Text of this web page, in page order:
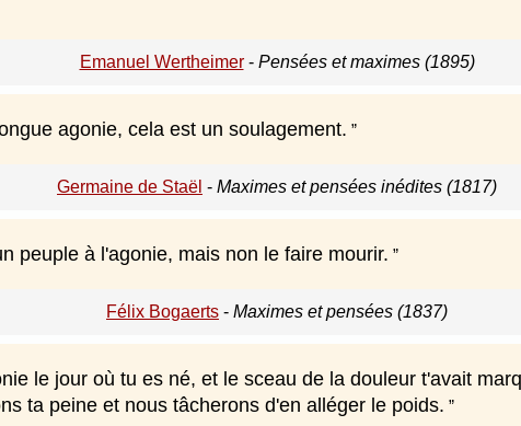
Emanuel Wertheimer- Pensées et maximes (1895)
agonie, cela est un soulagement.
Germaine de Staël - Maximes et pensées inédites (1817)
peuple à l'agonie, mais non le faire mourir.
Félix Bogaerts - Maximes et pensées (1837)
le jour où tu es né, et le sceau de la douleur t'avait
ta peine et nous tâcherons d'en alléger le poids.